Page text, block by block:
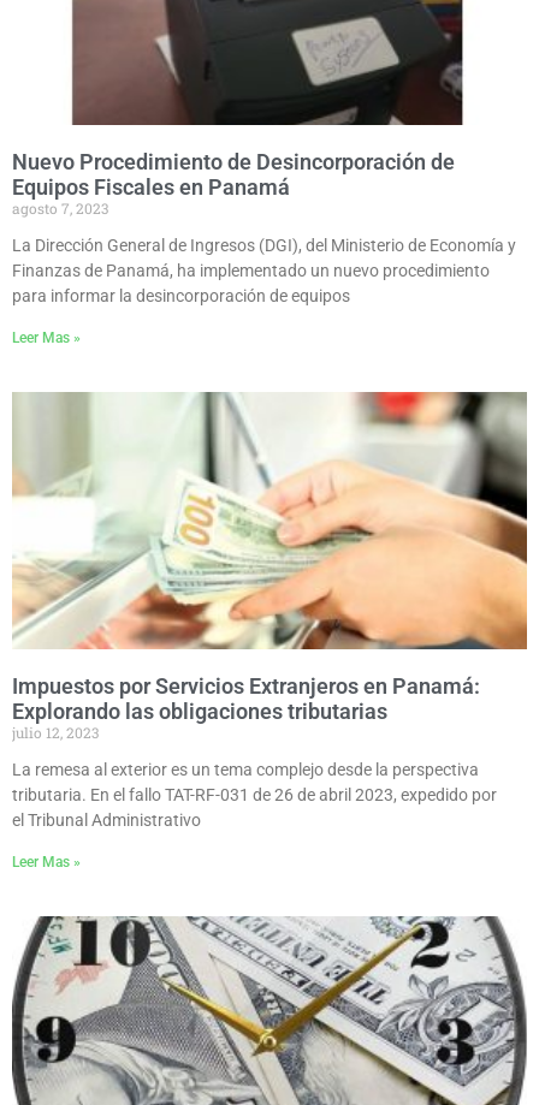
Nuevo Procedimiento de Desincorporación de
Equipos Fiscales en Panamá
agosto 7, 2023
La Dirección General de Ingresos (DGI), del Ministerio de Economía y
Finanzas de Panamá, ha implementado un nuevo procedimiento
para informar la desincorporación de equipos
Leer Mas »
Impuestos por Servicios Extranjeros en Panamá:
Explorando las obligaciones tributarias
julio 12, 2023
La remesa al exterior es un tema complejo desde la perspectiva
tributaria. En el fallo TAT-RF-031 de 26 de abril 2023, expedido por
el Tribunal Administrativo
Leer Mas »